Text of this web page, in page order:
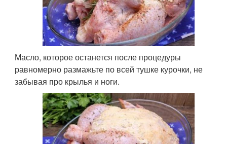
Масло, которое останется после процедуры
равномерно размажьте по всей тушке курочки, не
забывая про крылья и ноги.